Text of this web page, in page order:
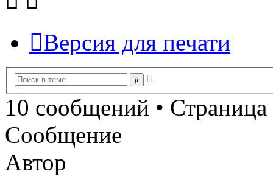
Версия для печати
Поиск
10 сообщений • Страница
Сообщение
Автор